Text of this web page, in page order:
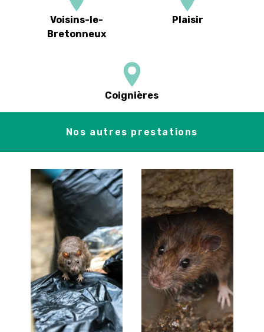
Voisins-le-
Bretonneux
Plaisir
Coignières
Nos autres prestations